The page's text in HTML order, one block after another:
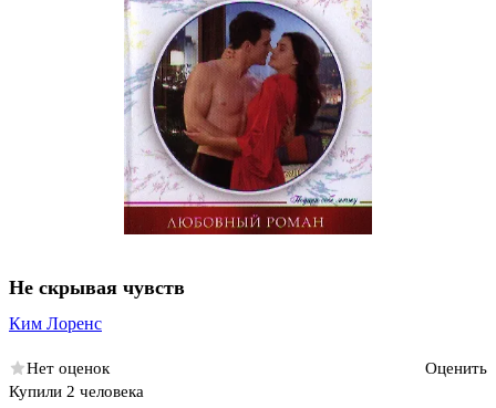
Не скрывая чувств
Ким Лоренс
Нет оценок
Оценить
Купили 2 человека